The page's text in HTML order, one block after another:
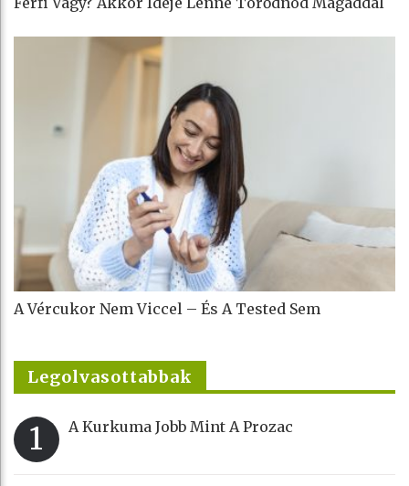
A Vércukor Nem Viccel – És A Tested Sem
Legolvasottabbak
1 A Kurkuma Jobb Mint A Prozac